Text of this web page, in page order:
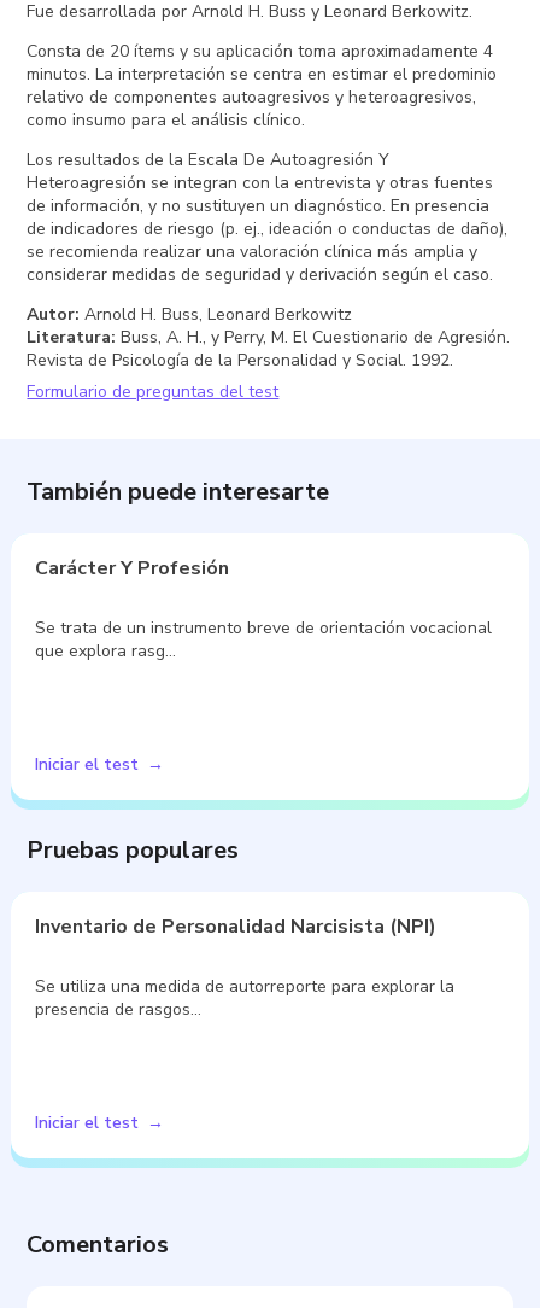
Fue desarrollada por Arnold H. Buss y Leonard Berkowitz.
Consta de 20 ítems y su aplicación toma aproximadamente 4
minutos. La interpretación se centra en estimar el predominio
relativo de componentes autoagresivos y heteroagresivos,
como insumo para el análisis clínico.
Los resultados de la Escala De Autoagresión Y
Heteroagresión se integran con la entrevista y otras fuentes
de información, y no sustituyen un diagnóstico. En presencia
de indicadores de riesgo (p. ej., ideación o conductas de daño),
se recomienda realizar una valoración clínica más amplia y
considerar medidas de seguridad y derivación según el caso.
Autor: Arnold H. Buss, Leonard Berkowitz
Literatura: Buss, A. H., y Perry, M. El Cuestionario de Agresión.
Revista de Psicología de la Personalidad y Social. 1992.
Formulario de preguntas del test
También puede interesarte
Carácter Y Profesión
Se trata de un instrumento breve de orientación vocacional
que explora rasg…
Iniciar el test
Pruebas populares
Inventario de Personalidad Narcisista (NPI)
Se utiliza una medida de autorreporte para explorar la
presencia de rasgos…
Iniciar el test
Comentarios